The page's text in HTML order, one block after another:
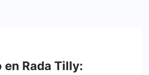
Rada Tilly: